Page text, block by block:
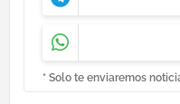
* Solo te enviaremos